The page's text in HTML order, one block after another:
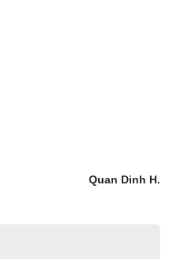
Quan Dinh H.